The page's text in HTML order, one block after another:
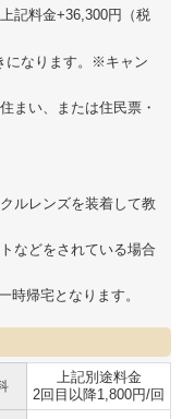
記料金+36,300円（税
になります。※キャン
まい、または住民票・
ルレンズを装着して教
などをされている場合
時帰宅となります。
上記別途料金
2回目以降1,800円/回